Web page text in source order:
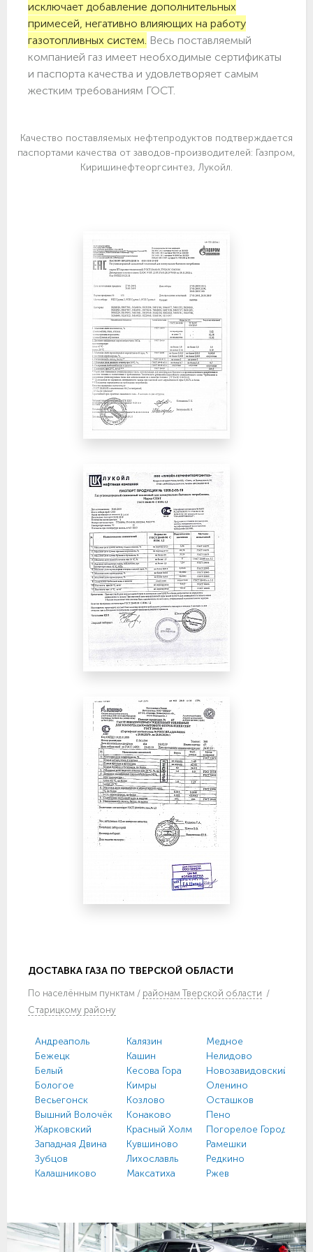
исключает добавление дополнительных
примесей, негативно влияющих на работу
газотопливных систем. Весь поставляемый
компанией газ имеет необходимые сертификаты
и паспорта качества и удовлетворяет самым
жестким требованиям ГОСТ.
Качество поставляемых нефтепродуктов подтверждается
паспортами качества от заводов-производителей: Газпром,
Киришинефтеоргсинтез, Лукойл.
ДОСТАВКА ГАЗА ПО ТВЕРСКОЙ ОБЛАСТИ
По населённым пунктам / районам Тверской области /
Старицкому району
Андреаполь
Бежецк
Белый
Бологое
Весьегонск
Вышний Волочёк
Жарковский
Западная Двина
Зубцов
Калашниково
Калязин
Кашин
Кесова Гора
Кимры
Козлово
Конаково
Красный Холм
Кувшиново
Лихославль
Максатиха
Медное
Нелидово
Новозавидовский
Оленино
Осташков
Пено
Погорелое Городище
Рамешки
Редкино
Ржев